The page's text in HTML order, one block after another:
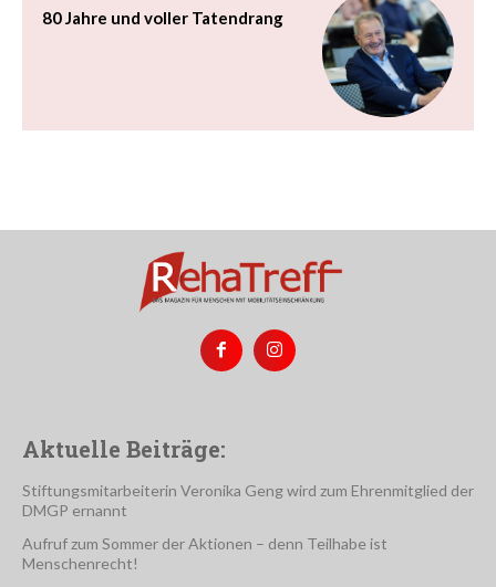
80 Jahre und voller Tatendrang
Aktuelle Beiträge:
Stiftungsmitarbeiterin Veronika Geng wird zum Ehrenmitglied der
DMGP ernannt
Aufruf zum Sommer der Aktionen – denn Teilhabe ist
Menschenrecht!